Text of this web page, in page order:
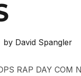
by David Spangler